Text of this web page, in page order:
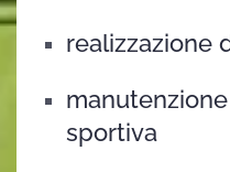
realizzazione
sportiva